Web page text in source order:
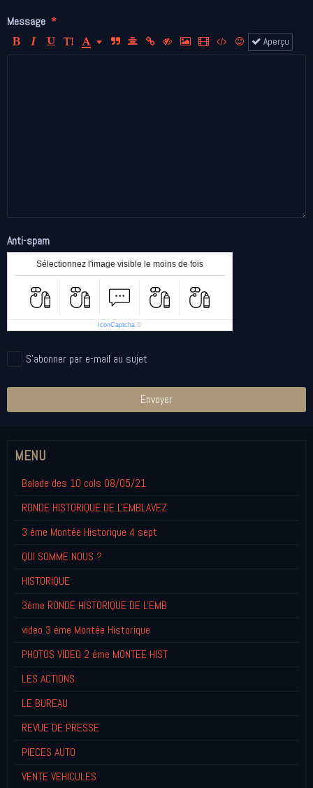
Message
Aperçu
Anti-spam
Sélectionnez l'image visible le moins de fois
IconCaptcha ©
S'abonner par e-mail au sujet
Envoyer
MENU
Balade des 10 cols 08/05/21
RONDE HISTORIQUE DE L'EMBLAVEZ
3 éme Montée Historique 4 sept
QUI SOMME NOUS ?
HISTORIQUE
3éme RONDE HISTORIQUE DE L'EMB
video 3 éme Montée Historique
PHOTOS VIDEO 2 éme MONTEE HIST
LES ACTIONS
LE BUREAU
REVUE DE PRESSE
PIECES AUTO
VENTE VEHICULES